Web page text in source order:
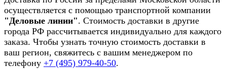
осуществляется с помощью транспортной компании
"Деловые линии". Стоимость доставки в другие
города РФ рассчитывается индивидуально для каждого
заказа. Чтобы узнать точную стоимость доставки в
ваш регион, свяжитесь с вашим менеджером по
телефону +7 (495) 979-40-50.